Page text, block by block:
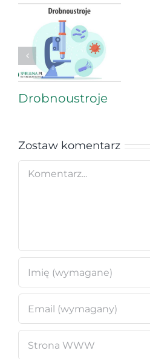
Drobnoustroje
Zostaw komentarz
Comment